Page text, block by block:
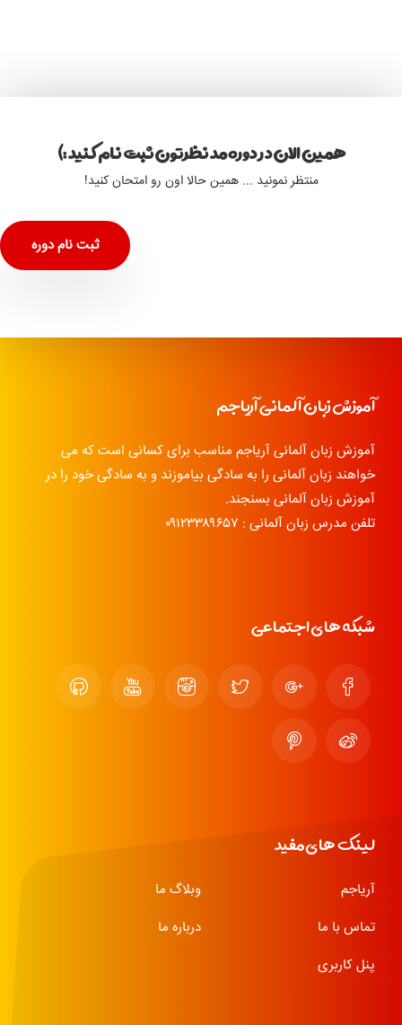
همین الان در دوره مد نظرتون ثبت نام کنید :)
منتظر نمونید ... همین حالا اون رو امتحان کنید!
ثبت نام دوره
آموزش زبان آلمانی آریاجم
آموزش زبان آلمانی آریاجم مناسب برای کسانی است که می
خواهند زبان آلمانی را به سادگی بیاموزند و به سادگی خود را در
آموزش زبان آلمانی بسنجند.
تلفن مدرس زبان آلمانی : ۰۹۱۲۳۳۸۹۶۵۷
شبکه های اجتماعی
لینک های مفید
آریاجم
وبلاگ ما
تماس با ما
درباره ما
پنل کاربری